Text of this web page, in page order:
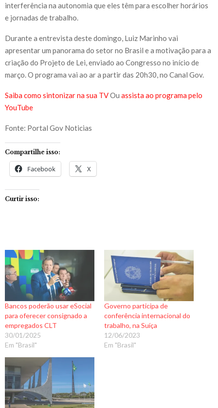
interferência na autonomia que eles têm para escolher horários
e jornadas de trabalho.
Durante a entrevista deste domingo, Luiz Marinho vai
apresentar um panorama do setor no Brasil e a motivação para a
criação do Projeto de Lei, enviado ao Congresso no início de
março. O programa vai ao ar a partir das 20h30, no Canal Gov.
Saiba como sintonizar na sua TVOu assista ao programa pelo
YouTube
Fonte: Portal Gov Noticias
Compartilhe isso:
Facebook X
Curtir isso:
Bancos poderão usar eSocial
para oferecer consignado a
empregados CLT
30/01/2025
Em "Brasil"
Governo participa de
conferência internacional do
trabalho, na Suíça
12/06/2023
Em "Brasil"